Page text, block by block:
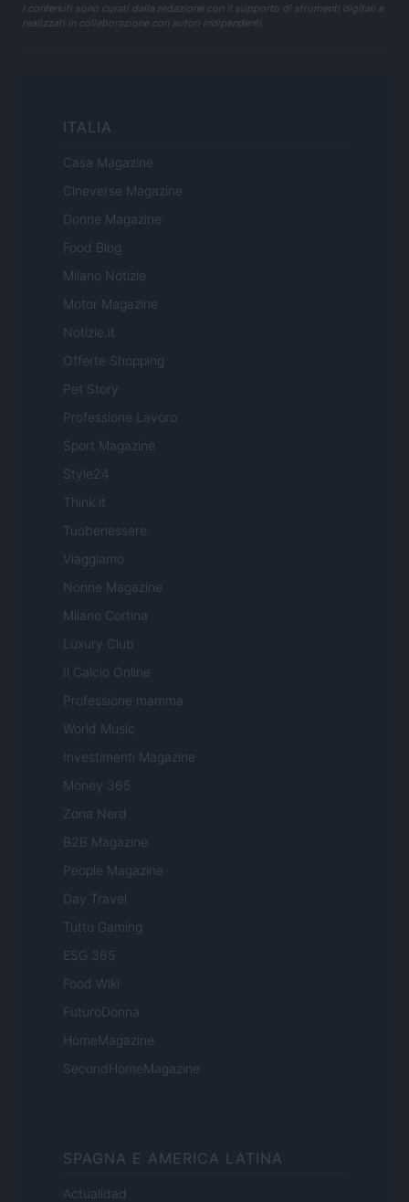
I contenuti sono curati dalla redazione con il supporto di strumenti digitali e
realizzati in collaborazione con autori indipendenti.
ITALIA
Casa Magazine
Cineverse Magazine
Donne Magazine
Food Blog
Milano Notizie
Motor Magazine
Notizie.it
Offerte Shopping
Pet Story
Professione Lavoro
Sport Magazine
Style24
Think.it
Tuobenessere
Viaggiamo
Nonne Magazine
Milano Cortina
Luxury Club
Il Calcio Online
Professione mamma
World Music
Investimenti Magazine
Money 365
Zona Nerd
B2B Magazine
People Magazine
Day Travel
Tutto Gaming
ESG 365
Food Wiki
FuturoDonna
HomeMagazine
SecondHomeMagazine
SPAGNA E AMERICA LATINA
Actualidad